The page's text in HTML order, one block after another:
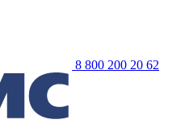
8 800 200 20 62